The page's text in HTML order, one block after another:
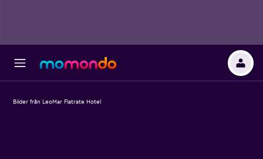
Bilder från LeoMar Flatrate Hotel